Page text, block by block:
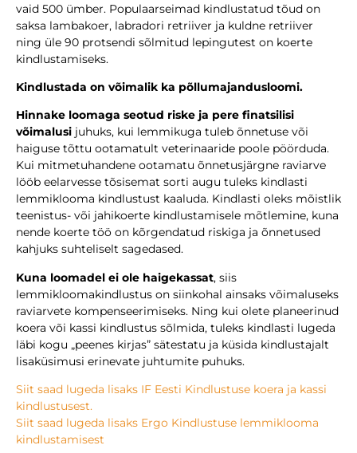
vaid 500 ümber. Populaarseimad kindlustatud tõud on
saksa lambakoer, labradori retriiver ja kuldne retriiver
ning üle 90 protsendi sõlmitud lepingutest on koerte
kindlustamiseks.
Kindlustada on võimalik ka põllumajandusloomi.
Hinnake loomaga seotud riske ja pere finatsilisi
võimalusi juhuks, kui lemmikuga tuleb õnnetuse või
haiguse tõttu ootamatult veterinaaride poole pöörduda.
Kui mitmetuhandene ootamatu õnnetusjärgne raviarve
lööb eelarvesse tõsisemat sorti augu tuleks kindlasti
lemmiklooma kindlustust kaaluda. Kindlasti oleks mõistlik
teenistus- või jahikoerte kindlustamisele mõtlemine, kuna
nende koerte töö on kõrgendatud riskiga ja õnnetused
kahjuks suhteliselt sagedased.
Kuna loomadel ei ole haigekassat, siis
lemmikloomakindlustus on siinkohal ainsaks võimaluseks
raviarvete kompenseerimiseks. Ning kui olete planeerinud
koera või kassi kindlustus sõlmida, tuleks kindlasti lugeda
läbi kogu „peenes kirjas” sätestatu ja küsida kindlustajalt
lisaküsimusi erinevate juhtumite puhuks.
Siit saad lugeda lisaks IF Eesti Kindlustuse koera ja kassi
kindlustusest.
Siit saad lugeda lisaks Ergo Kindlustuse lemmiklooma
kindlustamisest